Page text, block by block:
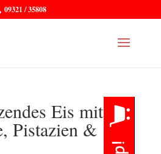
09321 / 35808
Eis mit
Pistazien &